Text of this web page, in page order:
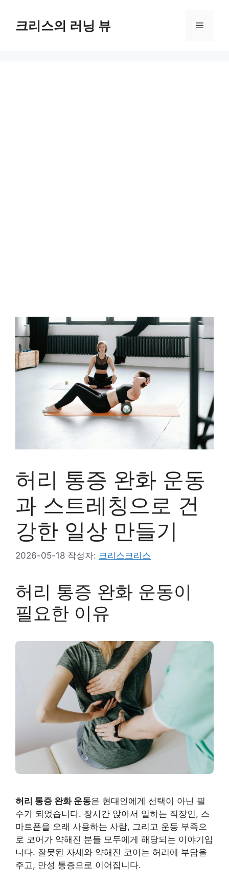
크리스의 러닝 뷰 메
허리 통증 완화 운동
과 스트레칭으로 건
강한 일상 만들기
2026-05-18 작성자: 크리스크리스
허리 통증 완화 운동이
필요한 이유
허리 통증 완화 운동은 현대인에게 선택이 아닌 필
수가 되었습니다. 장시간 앉아서 일하는 직장인, 스
마트폰을 오래 사용하는 사람, 그리고 운동 부족으
로 코어가 약해진 분들 모두에게 해당되는 이야기입
니다. 잘못된 자세와 약해진 코어는 허리에 부담을
주고, 만성 통증으로 이어집니다.